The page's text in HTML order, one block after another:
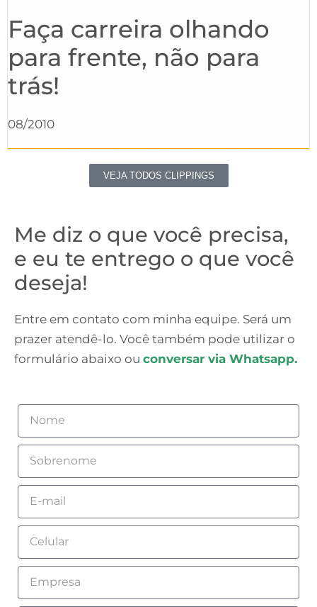
Faça carreira olhando
para frente, não para
trás!
08/2010
VEJA TODOS CLIPPINGS
Me diz o que você precisa,
e eu te entrego o que você
deseja!
Entre em contato com minha equipe. Será um
prazer atendê-lo. Você também pode utilizar o
formulário abaixo ou conversar via Whatsapp.
Nome
Sobrenome
Email
Celular
Empresa